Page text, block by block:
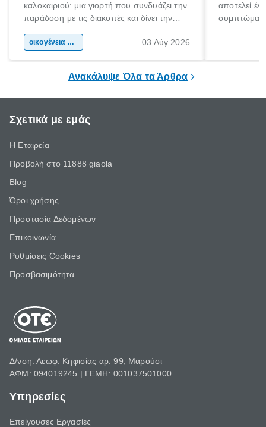
καλοκαιριού: μια γιορτή που συνδυάζει την
παράδοση με τις διακοπές και δίνει την
χώρας. Είτε πρόκειται για λίγες μέρες
οικογένεια & παιδί 03 Αύγ 2026
αποτελεί
Ανακάλυψε Όλα τα Άρθρα
Σχετικά με εμάς
Η Εταιρεία
Προβολή στο 11888 giaola
Blog
Όροι χρήσης
Προστασία Δεδομένων
Επικοινωνία
Ρυθμίσεις Cookies
Προσβασιμότητα
Δ/νση: Λεωφ. Κηφισίας αρ. 99, Μαρούσι
ΑΦΜ: 094019245 | ΓΕΜΗ: 001037501000
Υπηρεσίες
Επείγουσες Εργασίες